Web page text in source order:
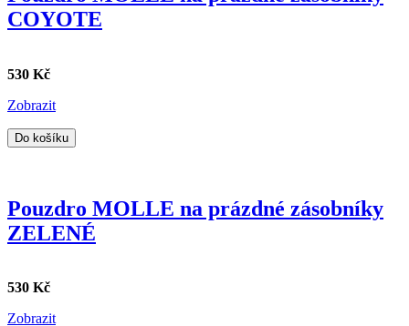
COYOTE
530 Kč
Zobrazit
Do košíku
Pouzdro MOLLE na prázdné zásobníky
ZELENÉ
530 Kč
Zobrazit